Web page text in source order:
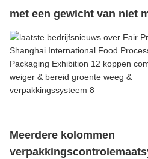
met een gewicht van niet
Meerdere kolommen